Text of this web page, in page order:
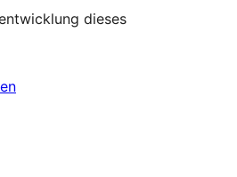
dieses